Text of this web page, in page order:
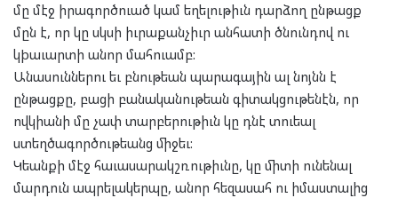
մը մէջ իրագործուած կամ եղելութիւն դարձող ընթացք
մըն է, որ կը սկսի իւրաքանչիւր անհատի ծնունդով ու
կþաւարտի անոր մահուամբ:
Անասուններու եւ բնութեան պարագային ալ նոյնն է
ընթացքը, բացի բանականութեան գիտակցութենէն, որ
ովկիանի մը չափ տարբերութիւն կը դնէ տուեալ
ստեղծագործութեանց միջեւ:
Կեանքի մէջ հաւասարակշռութիւնը, կը միտի ունենալ
մարդուն ապրելակերպը, անոր հեզասահ ու իմաստալից